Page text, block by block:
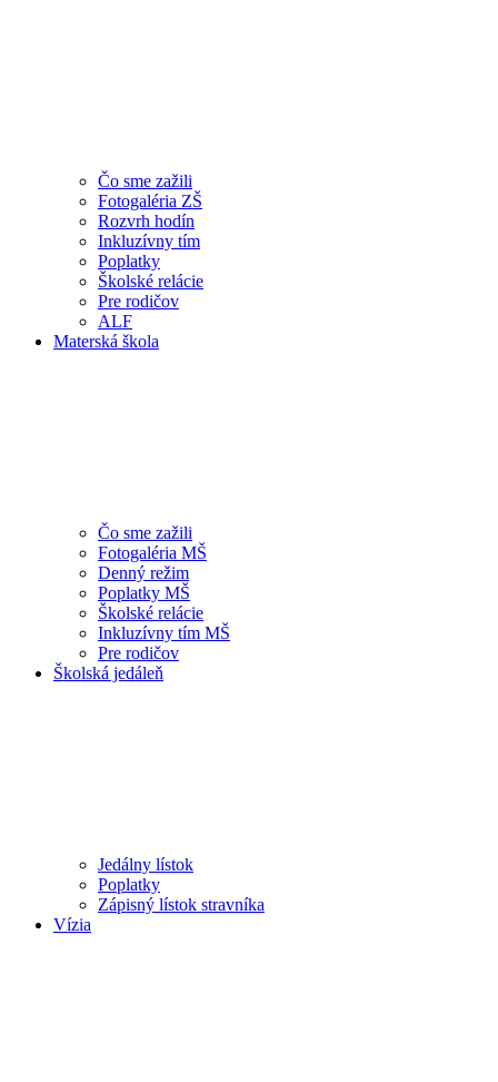
Čo sme zažili
Fotogaléria ZŠ
Rozvrh hodín
Inkluzívny tím
Poplatky
Školské relácie
Pre rodičov
ALF
Materská škola
Čo sme zažili
Fotogaléria MŠ
Denný režim
Poplatky MŠ
Školské relácie
Inkluzívny tím MŠ
Pre rodičov
Školská jedáleň
Jedálny lístok
Poplatky
Zápisný lístok stravníka
Vízia